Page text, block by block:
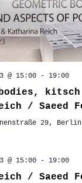
@ 15:00- 19:00
/ Saeed
29, Berlin
@ 15:00- 19:00
/ Saeed